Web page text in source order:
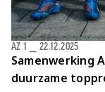
Samenwerking
duurzame
AZ 1 22.12.2025